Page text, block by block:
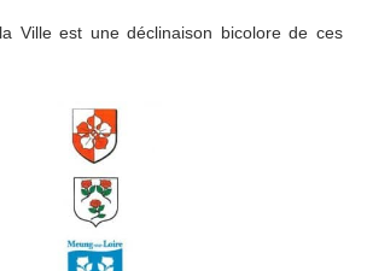
Ville est une déclinaison bicolore de ces